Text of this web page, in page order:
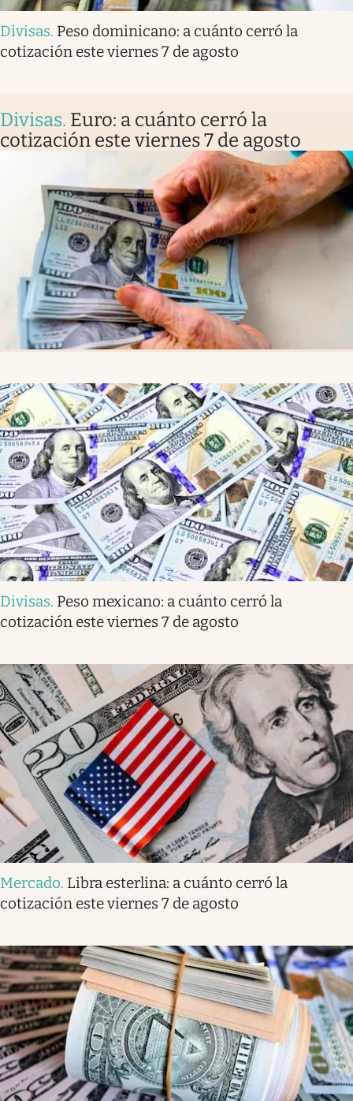
Divisas. Peso dominicano: a cuánto cerró la
cotización este viernes 7 de agosto
Divisas. Euro: a cuánto cerró la
cotización este viernes 7 de agosto
Divisas. Peso mexicano: a cuánto cerró la
cotización este viernes 7 de agosto
Mercado. Libra esterlina: a cuánto cerró la
cotización este viernes 7 de agosto